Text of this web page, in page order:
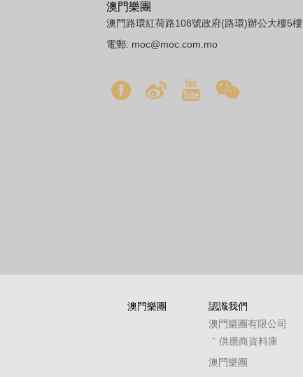
澳門樂團
澳門路環紅荷路108號政府(路環)辦公大樓5樓
電郵: moc@moc.com.mo
澳門樂團
認識我們
澳門樂團有限公司
供應商資料庫
澳門樂團